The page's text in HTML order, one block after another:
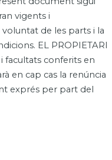
vigents i
de les parts i la
EL PROPIETARI
facultats conferits en
en cap cas la renúncia
exprés per part del